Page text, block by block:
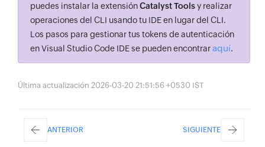
puedes instalar la extensiónCatalyst Toolsy realizar
operaciones del CLI usando tu IDE en lugar del CLI.
Los pasos para gestionar tus tokens de autenticación
en Visual Studio Code IDE se pueden encontraraquí.
Última actualización 2026-03-20 21:51:56 +0530 IST
ANTERIOR SIGUIENTE